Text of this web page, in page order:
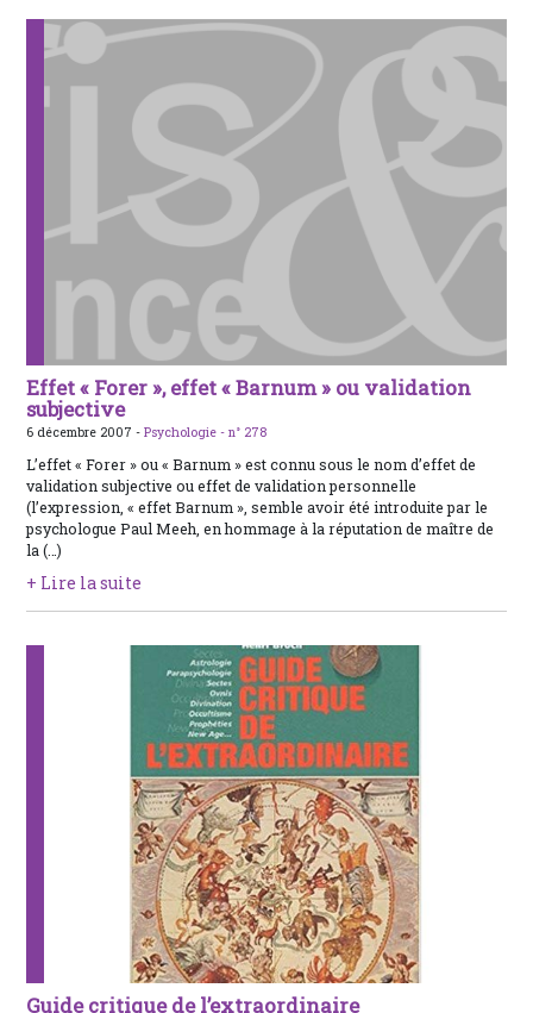
Effet « Forer », effet « Barnum » ou validation
subjective
6 décembre 2007 -Psychologie -n° 278
L’effet « Forer » ou « Barnum » est connu sous le nom d’effet de
validation subjective ou effet de validation personnelle
(l’expression, « effet Barnum », semble avoir été introduite par le
psychologue Paul Meeh, en hommage à la réputation de maître de
la (…)
+ Lire la suite
Guide critique de l’extraordinaire